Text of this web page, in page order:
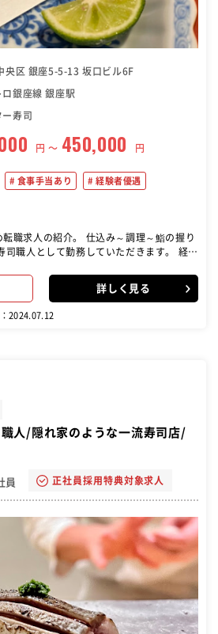
央区 銀座5-5-13 坂口ビル6F
ロ銀座線 銀座駅
寿司
円 〜 450,000 円
食事手当あり 経験者優遇
。 仕込み～調理～鮨の握り
司職人として勤務していただきます。 経験
詳しく見る
2024.07.12
人/隠れ家のような一流寿司店/
員 正社員採用特典対象求人